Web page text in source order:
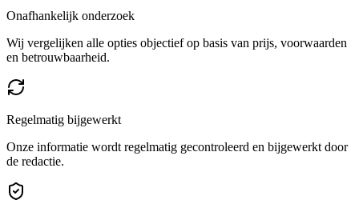
Onafhankelijk onderzoek
Wij vergelijken alle opties objectief op basis van prijs, voorwaarden
en betrouwbaarheid.
Regelmatig bijgewerkt
Onze informatie wordt regelmatig gecontroleerd en bijgewerkt door
de redactie.